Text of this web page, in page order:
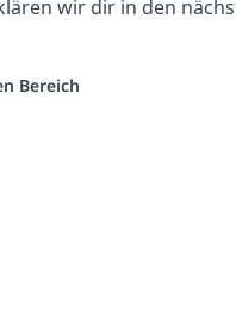
wir dir in den
Bereich